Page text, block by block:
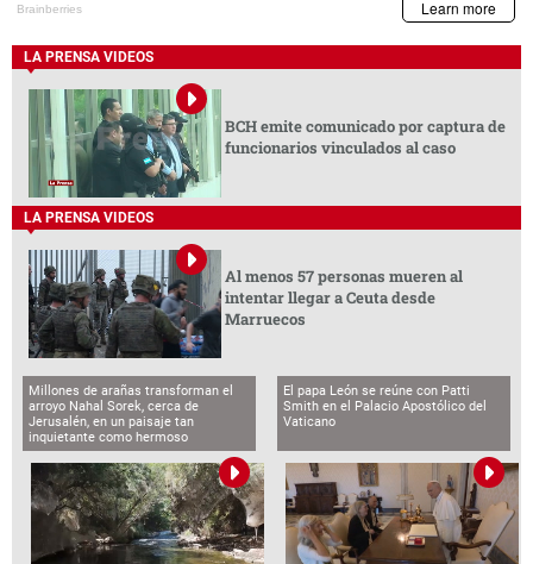
LA PRENSA VIDEOS
BCH emite comunicado por captura de
funcionarios vinculados al caso
LA PRENSA VIDEOS
Al menos 57 personas mueren al
intentar llegar a Ceuta desde
Marruecos
Millones de arañas transforman el
arroyo Nahal Sorek, cerca de
Jerusalén, en un paisaje tan
inquietante como hermoso
El papa León se reúne con Patti
Smith en el Palacio Apostólico del
Vaticano